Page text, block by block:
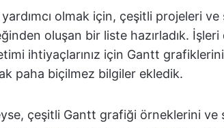
yardımcı olmak için, çeşitli projeleri
oluşan bir liste hazırladık.
ihtiyaçlarınız için Gantt
paha biçilmez bilgiler ekledik.
çeşitli Gantt grafiği örneklerini ve